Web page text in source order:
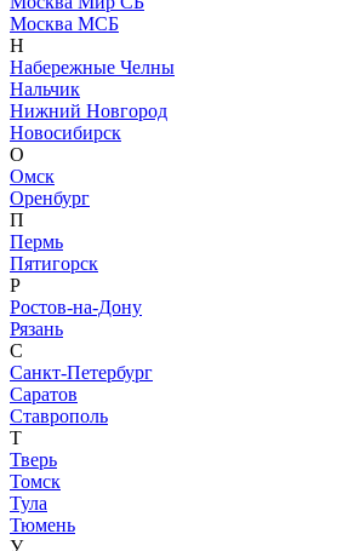
Москва МСБ
Н
Набережные Челны
Нальчик
Нижний Новгород
Новосибирск
О
Омск
Оренбург
П
Пермь
Пятигорск
Р
Ростов-на-Дону
Рязань
С
Санкт-Петербург
Саратов
Ставрополь
Т
Тверь
Томск
Тула
Тюмень